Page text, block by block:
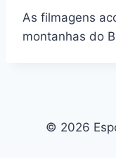
As filmagens
montanhas do
© 2026